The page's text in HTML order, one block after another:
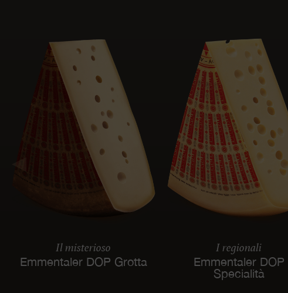
Il misterioso
Emmentaler DOP Grotta
I regionali
Emmentaler DOP
Specialità